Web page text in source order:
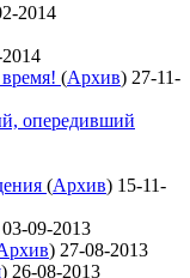
2014
(Архив) 27-11-
опередивший
(Архив) 15-11-
03-09-2013
) 27-08-2013
) 26-08-2013